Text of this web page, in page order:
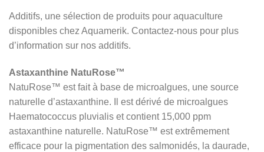
Additifs, une sélection de produits pour aquaculture
disponibles chez Aquamerik. Contactez-nous pour plus
d’information sur nos additifs.
Astaxanthine NatuRose™
NatuRose™ est fait à base de microalgues, une source
naturelle d’astaxanthine. Il est dérivé de microalgues
Haematococcus pluvialis et contient 15,000 ppm
astaxanthine naturelle. NatuRose™ est extrêmement
efficace pour la pigmentation des salmonidés, la daurade,